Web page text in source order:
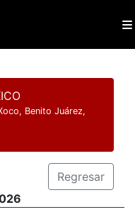
Benito Juárez,
Regresar